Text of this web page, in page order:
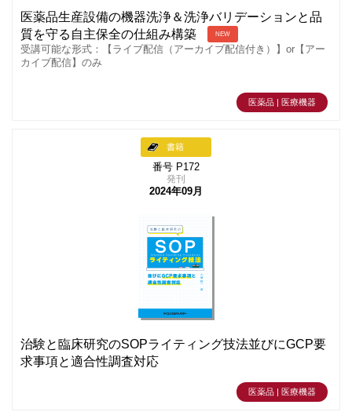
医薬品生産設備の機器洗浄＆洗浄バリデーションと品
質を守る自主保全の仕組み構築
NEW
受講可能な形式：【ライブ配信（アーカイブ配信付き）】or【アー
カイブ配信】のみ
医薬品 | 医療機器
書籍
番号 P172
発刊
2024年09月
治験と臨床研究のSOPライティング技法並びにGCP要
求事項と適合性調査対応
医薬品 | 医療機器